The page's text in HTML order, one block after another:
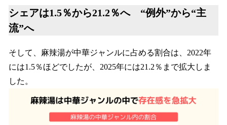
シェアは1.5％から21.2％へ “例外”から“主
流”へ
そして、麻辣湯が中華ジャンルに占める割合は、2022年
には1.5％ほどでしたが、2025年には21.2％まで拡大しま
した。